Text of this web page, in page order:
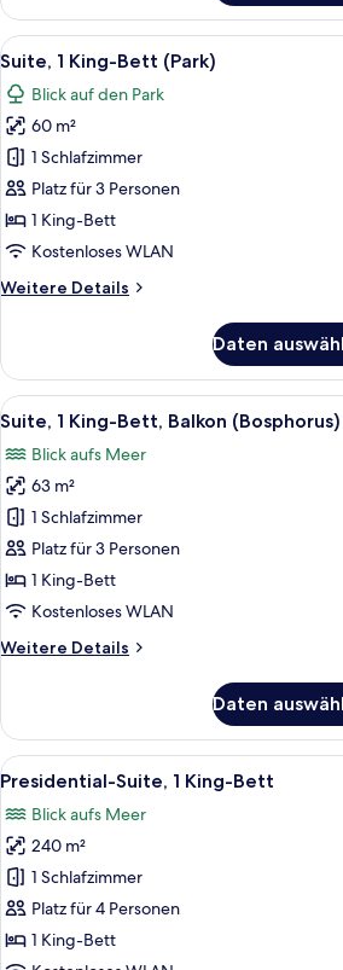
1 King-
Bett,
Balkon
Alle
Fotos
für
Suite,
1 King-
Bett
(Park)
anzeigen
Ein
13
Suite, 1 King-Bett (Park)
Blick auf den Park
60 m²
1 Schlafzimmer
Platz für 3 Personen
1 King-Bett
Kostenloses WLAN
Weitere Details
Weitere
1 King-
Bett
(Park)
Daten
Alle
Fotos
für
Suite,
1 King-
Bett,
Balkon
(Bosphorus)
Ein
9
Suite, 1 King-Bett, Balkon (Bosphorus)
Blick aufs Meer
63 m²
1 Schlafzimmer
Platz für 3 Personen
1 King-Bett
Kostenloses WLAN
Weitere Details
Weitere
1 King-
Bett,
Balkon
Daten
Alle
Fotos
für
Presidential-
Suite,
1 King-
Bett
anzeigen
23
Presidential-Suite, 1 King-Bett
Blick aufs Meer
240 m²
1 Schlafzimmer
Platz für 4 Personen
1 King-Bett